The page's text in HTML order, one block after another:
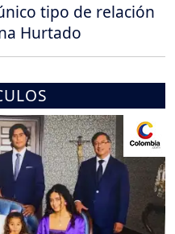
tipo de relación
Hurtado